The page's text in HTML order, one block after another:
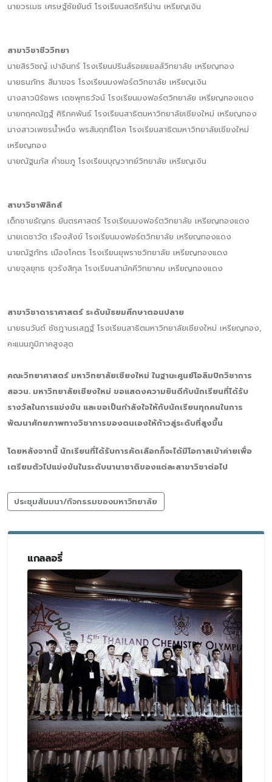
นายวรเมธ เศรษฐ์ชัยยันต์ โรงเรียนสตรีศรีน่าน เหรียญเงิน
สาขาวิชาชีววิทยา
นายสิรวิชญ์ เปาอินทร์ โรงเรียนปรินส์รอยแยลส์วิทยาลัย เหรียญทอง
นายธนภัทร สีมาขจร โรงเรียนมงฟอร์ตวิทยาลัย เหรียญเงิน
นางสาวนิรัชพร เดชพุทธวัจน์ โรงเรียนมงฟอร์ตวิทยาลัย เหรียญทองแดง
นายกฤศณัฏฐ์ ศิริภคพันธ์ โรงเรียนสาธิตมหาวิทยาลัยเชียงใหม่ เหรียญทอง
นางสาวเพชรน้ำหนึ่ง พรสัมฤทธิ์โชค โรงเรียนสาธิตมหาวิทยาลัยเชียงใหม่
เหรียญทอง
นายณัฐนภัส คำชมภู โรงเรียนบุญวาทย์วิทยาลัย เหรียญเงิน
สาขาวิชาฟิสิกส์
เด็กชายธัญกร ยันตรศาสตร์ โรงเรียนมงฟอร์ตวิทยาลัย เหรียญทองแดง
นายเดชาวัต เรืองสังข์ โรงเรียนมงฟอร์ตวิทยาลัย เหรียญทองแดง
นายณัฐภัทร เมืองโคตร โรงเรียนยุพราชวิทยาลัย เหรียญทองแดง
นายจุลยุทธ ยุวรังสิกุล โรงเรียนสามัคคีวิทยาคม เหรียญทองแดง
สาขาวิชาดาราศาสตร์ ระดับมัธยมศึกษาตอนปลาย
นายธนวันต์ ชัชฎานรเสฏฐ์ โรงเรียนสาธิตมหาวิทยาลัยเชียงใหม่ เหรียญทอง,
คะแนนภูมิภาคสูงสุด
คณะวิทยาศาสตร์ มหาวิทยาลัยเชียงใหม่ ในฐานะศูนย์โอลิมปิกวิชาการ
สอวน. มหาวิทยาลัยเชียงใหม่ ขอแสดงความยินดีกับนักเรียนที่ได้รับ
รางวัลในการแข่งขัน และขอเป็นกำลังใจให้กับนักเรียนทุกคนในการ
พัฒนาศักยภาพทางวิชาการของตนเองให้ก้าวสู่ระดับที่สูงขึ้น
โดยหลังจากนี้ นักเรียนที่ได้รับการคัดเลือกก็จะได้มีโอกาสเข้าค่ายเพื่อ
เตรียมตัวไปแข่งขันในระดับนานาชาติของแต่ละสาขาวิชาต่อไป
ประชุมสัมมนา/กิจกรรมของมหาวิทยาลัย
แกลลอรี่